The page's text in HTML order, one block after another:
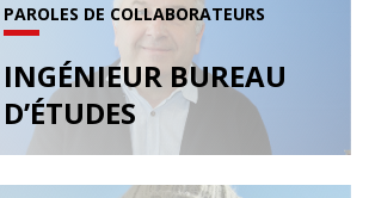
PAROLES DE COLLABORATEURS
INGÉNIEUR BUREAU
D’ÉTUDES